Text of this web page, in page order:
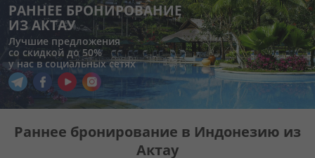
Цены на туры
Страны
Туры
РАННЕЕ БРОНИРОВАНИЕ
ИЗ АКТАУ
Лучшие предложения
со скидкой до 50%
у нас в социальных сетях
Перейти в наш Telegram
Перейти в наш Facebook
Перейти в наш YouTube
Перейти в наш Instagram
Раннее бронирование в Индонезию из
Актау